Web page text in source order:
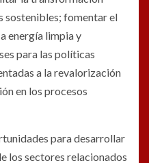
sostenibles; fomentar el
energía limpia y
para las políticas
a la revalorización
en los procesos
para desarrollar
los sectores relacionados